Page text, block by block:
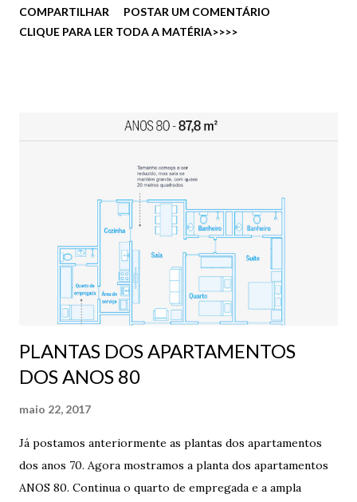
Gastronômica, sem mencionar a presença do charmoso
Parque de Coqueiros e as vistas inigualáveis da baía. Além
COMPARTILHAR
POSTAR UM COMENTÁRIO
CLIQUE PARA LER TODA A MATÉRIA>>>>
PLANTAS DOS APARTAMENTOS
DOS ANOS 80
maio 22, 2017
Já postamos anteriormente as plantas dos apartamentos
dos anos 70. Agora mostramos a planta dos apartamentos
ANOS 80. Continua o quarto de empregada e a ampla